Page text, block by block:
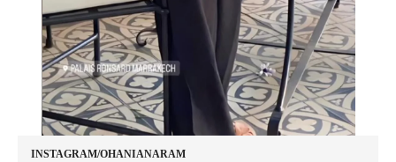
INSTAGRAM/OHANIANARAM